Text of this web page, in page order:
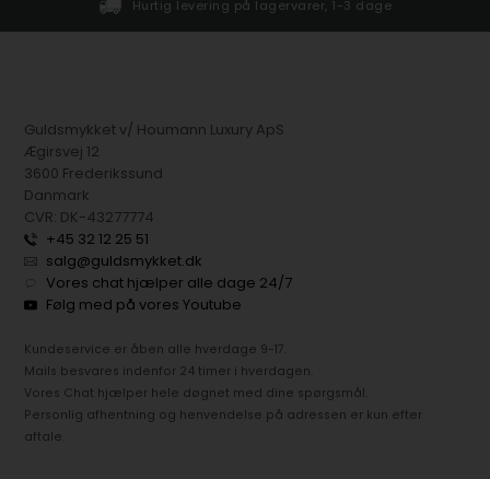
Hurtig levering på lagervarer, 1-3 dage
Guldsmykket v/ Houmann Luxury ApS
Ægirsvej 12
3600 Frederikssund
Danmark
CVR: DK-43277774
+45 32 12 25 51
salg@guldsmykket.dk
Vores chat hjælper alle dage 24/7
Følg med på vores Youtube
Kundeservice er åben alle hverdage 9-17.
Mails besvares indenfor 24 timer i hverdagen.
Vores Chat hjælper hele døgnet med dine spørgsmål.
Personlig afhentning og henvendelse på adressen er kun efter
aftale.